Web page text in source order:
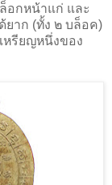
อกหน้าแก่ และ
าก (ทั้ง ๒ บล็อค)
หรียญหนึ่งของ